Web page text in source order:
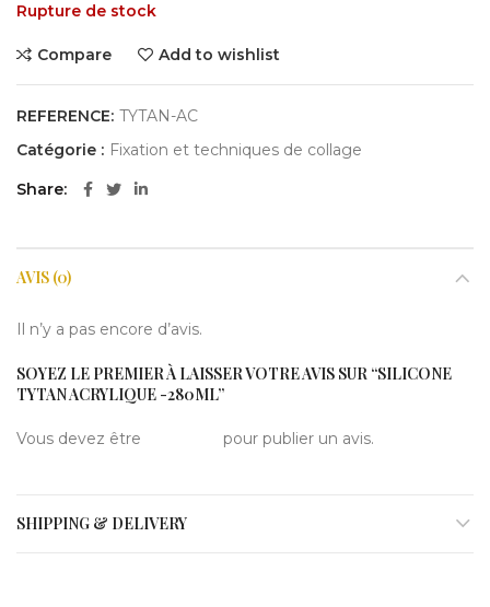
Rupture de stock
Compare Add to wishlist
REFERENCE: TYTAN-AC
Catégorie : Fixation et techniques de collage
Share
AVIS (0)
Il n’y a pas encore d’avis.
SOYEZ LE PREMIER À LAISSER VOTRE AVIS SUR “SILICONE
TYTAN ACRYLIQUE -280ML”
Vous devez être pour publier un avis.
SHIPPING & DELIVERY